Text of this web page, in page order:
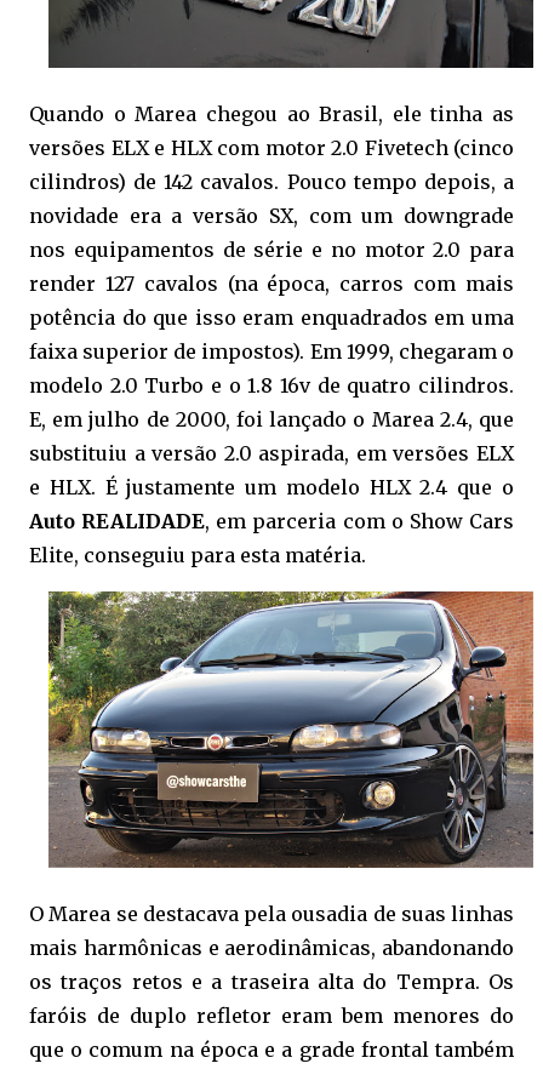
Quando o Marea chegou ao Brasil, ele tinha as
versões ELX e HLX com motor 2.0 Fivetech (cinco
cilindros) de 142 cavalos. Pouco tempo depois, a
novidade era a versão SX, com um downgrade
nos equipamentos de série e no motor 2.0 para
render 127 cavalos (na época, carros com mais
potência do que isso eram enquadrados em uma
faixa superior de impostos). Em 1999, chegaram o
modelo 2.0 Turbo e o 1.8 16v de quatro cilindros.
E, em julho de 2000, foi lançado o Marea 2.4, que
substituiu a versão 2.0 aspirada, em versões ELX
e HLX. É justamente um modelo HLX 2.4 que o
Auto REALIDADE, em parceria com o Show Cars
Elite, conseguiu para esta matéria.
O Marea se destacava pela ousadia de suas linhas
mais harmônicas e aerodinâmicas, abandonando
os traços retos e a traseira alta do Tempra. Os
faróis de duplo refletor eram bem menores do
que o comum na época e a grade frontal também